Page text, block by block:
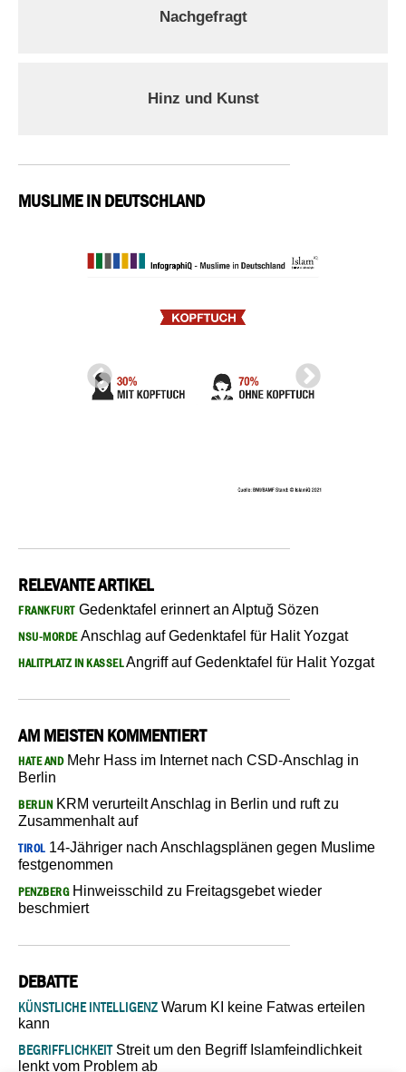
Nachgefragt
Hinz und Kunst
MUSLIME IN DEUTSCHLAND
RELEVANTE ARTIKEL
FRANKFURTGedenktafel erinnert an Alptuğ Sözen
NSU-MORDEAnschlag auf Gedenktafel für Halit Yozgat
HALITPLATZ IN KASSELAngriff auf Gedenktafel für Halit Yozgat
AM MEISTEN KOMMENTIERT
HATE ANDMehr Hass im Internet nach CSD-Anschlag in
Berlin
BERLIN KRM verurteilt Anschlag in Berlin und ruft zu
Zusammenhalt auf
TIROL14-Jähriger nach Anschlagsplänen gegen Muslime
festgenommen
PENZBERGHinweisschild zu Freitagsgebet wieder
beschmiert
DEBATTE
KÜNSTLICHE INTELLIGENZ Warum KI keine Fatwas erteilen
kann
BEGRIFFLICHKEITStreit um den Begriff Islamfeindlichkeit
lenkt vom Problem ab